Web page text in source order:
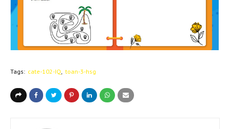
Tags: cate-102-IQ toan-3-hsg